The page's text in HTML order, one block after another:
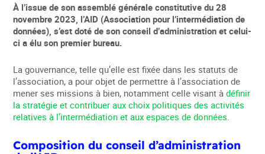
À l’issue de son assemblé générale constitutive du 28
novembre 2023, l’AID (Association pour l’intermédiation de
données), s’est doté de son conseil d’administration et celui-
ci a élu son premier bureau.
La gouvernance, telle qu’elle est fixée dans les statuts de
l’association, a pour objet de permettre à l’association de
mener ses missions à bien, notamment celle visant à définir
la stratégie et contribuer aux choix politiques des activités
relatives à l’intermédiation et aux espaces de données
Composition du conseil d’administration